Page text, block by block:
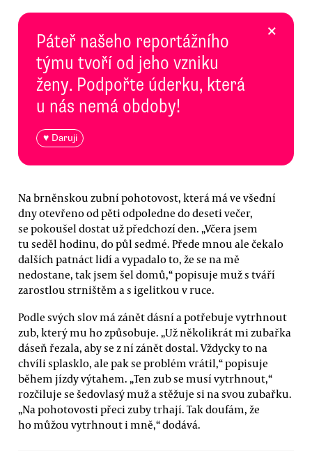
Páteř našeho reportážního
týmu tvoří od jeho vzniku
ženy. Podpořte úderku, která
u nás nemá obdoby!
♥ Daruji
×
Na brněnskou zubní pohotovost, která má ve všední
dny otevřeno od pěti odpoledne do deseti večer,
se pokoušel dostat už předchozí den. „Včera jsem
tu seděl hodinu, do půl sedmé. Přede mnou ale čekalo
dalších patnáct lidí a vypadalo to, že se na mě
nedostane, tak jsem šel domů,“ popisuje muž s tváří
zarostlou strništěm a s igelitkou v ruce.
Podle svých slov má zánět dásní a potřebuje vytrhnout
zub, který mu ho způsobuje. „Už několikrát mi zubařka
dáseň řezala, aby se z ní zánět dostal. Vždycky to na
chvíli splasklo, ale pak se problém vrátil,“ popisuje
během jízdy výtahem. „Ten zub se musí vytrhnout,“
rozčiluje se šedovlasý muž a stěžuje si na svou zubařku.
„Na pohotovosti přeci zuby trhají. Tak doufám, že
ho můžou vytrhnout i mně,“ dodává.